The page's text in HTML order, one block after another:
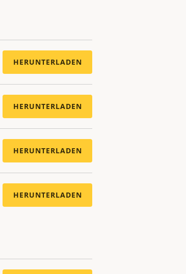
HERUNTERLADEN
HERUNTERLADEN
HERUNTERLADEN
HERUNTERLADEN